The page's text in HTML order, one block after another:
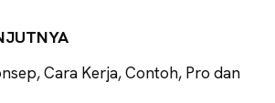
Cara Kerja, Contoh, Pro dan